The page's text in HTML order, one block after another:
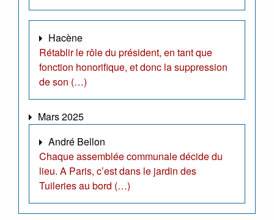
Hacène
Rétablir le rôle du président, en tant que
fonction honorifique, et donc la suppression
de son (…)
Mars 2025
André Bellon
Chaque assemblée communale décide du
lieu. A Paris, c’est dans le jardin des
Tuileries au bord (…)